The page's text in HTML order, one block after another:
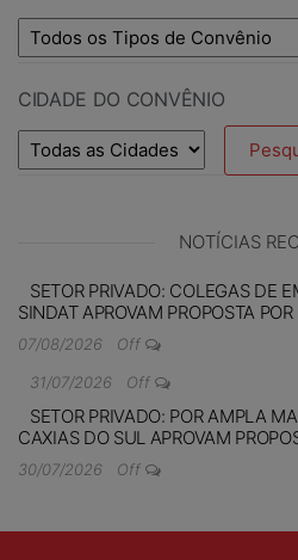
CIDADE DO CONVÊNIO
NOTÍCIAS
SETOR PRIVADO: COLEGAS DE
SINDAT APROVAM PROPOSTA
07/08/2026
Off
31/07/2026
Off
SETOR PRIVADO: POR AMPLA
CAXIAS DO SUL APROVAM
30/07/2026 Off